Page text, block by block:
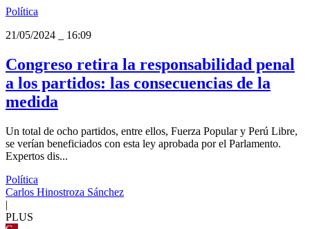
Política
21/05/2024
16:09
Congreso retira la responsabilidad penal
a los partidos: las consecuencias de la
medida
Un total de ocho partidos, entre ellos, Fuerza Popular y Perú Libre,
se verían beneficiados con esta ley aprobada por el Parlamento.
Expertos dis...
Política
Carlos Hinostroza Sánchez
|
PLUS